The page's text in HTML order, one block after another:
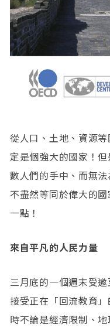
從人口、土地、資源
定是個強大的國家！
數人們的手中、而無
不盡然等同於偉大的
一點！
來自平凡的人民力量
三月底的一個週末受
接受正在「回流教育
時不論是經濟限制、